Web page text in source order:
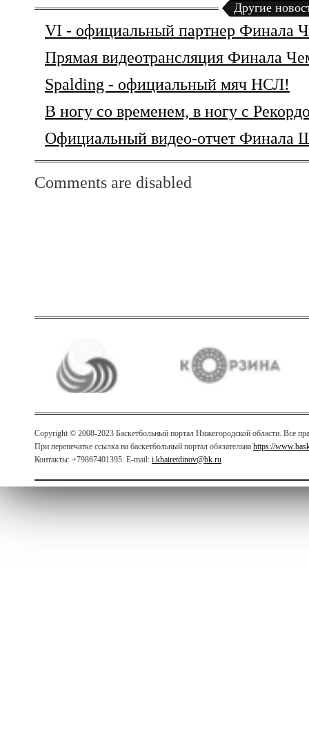
Другие
VI - официальный партнер Финала
Прямая видеотрансляция Финала
Spalding - официальный мяч НСЛ!
В ногу со временем, в ногу с
Официальный видео-отчет
Comments are disabled
Copyright © 2008-2023 Баскетбольный портал Нижегородской области. Все
При перепечатке ссылка на баскетбольный портал обязательна https://
Контакты: +79867401395. E-mail: i.khairetdinov@bk.ru